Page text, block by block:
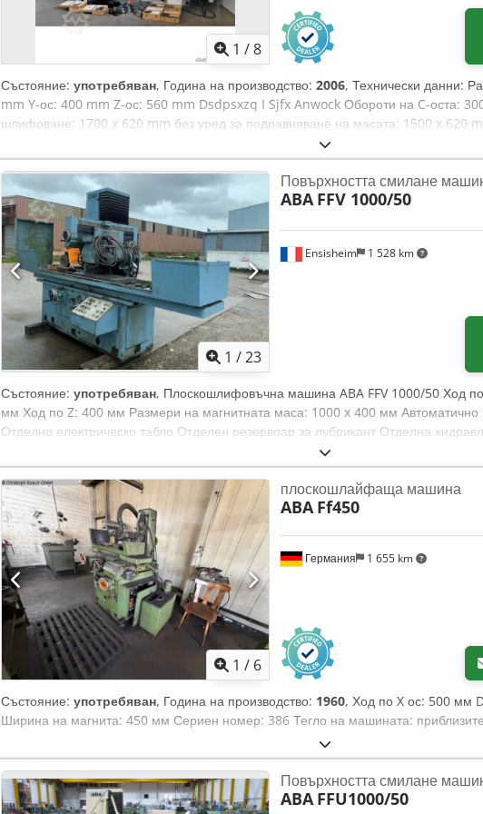
1 /8
Състояние: употребяван, Година на производство: 2006, Технически данни:
mm Y-ос: 400 mm Z-ос: 560 mm Dsdpsxzq I Sjfx Anwock Обороти на C-оста:
шлифоване: 1700 x 620 mm без уред за подравняване на масата: 1500 x 620
на масата, диамантено колело: ø 110 mm Диаметър на шлифовъчния диск:
mm Диаметър на вътрешния отвор на диска: 127 mm Разстояние маса -
Височина на масата: 900 mm Макс. товароносимост на масата: 2200 kg Тегло,
Оборудване: - Управление Siemens SINUMERIK 840D, контролен панел
Електромагнитна плака за затягане - Пълно ограждане - Централно смазване
мъгла - Система за автоматична смяна на дисковете - Охлаждаща система -
охлаждащата течност - Профилиращо устройство Инсталация за третиране на
допълнително заплащане
1 /23
Ensisheim 1 528 km
Повърхността смилане
ABA FFV 1000/50
Състояние: употребяван, Плоскошлифовъчна машина ABA FFV 1000/50 Ход
мм Ход по Z: 400 мм Размери на магнитната маса: 1000 x 400 мм Автоматично
Отделно електрическо табло Отделен резервоар за лубрикант Отделна
380 V Дължина: 4000 мм Широчина: 1700 мм Обща височина: 2300 мм
6 т
1 / 6
Германия 1 655 km
плоскошлайфаща машина
ABA Ff450
Състояние: употребяван, Година на производство: 1960, Ход по X ос: 500 мм
Ширина на магнита: 450 мм Сериен номер: 386 Тегло на машината:
Повърхността смилане
ABA FFU1000/50